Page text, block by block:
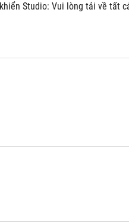
Studio: Vui lòng tải về tất